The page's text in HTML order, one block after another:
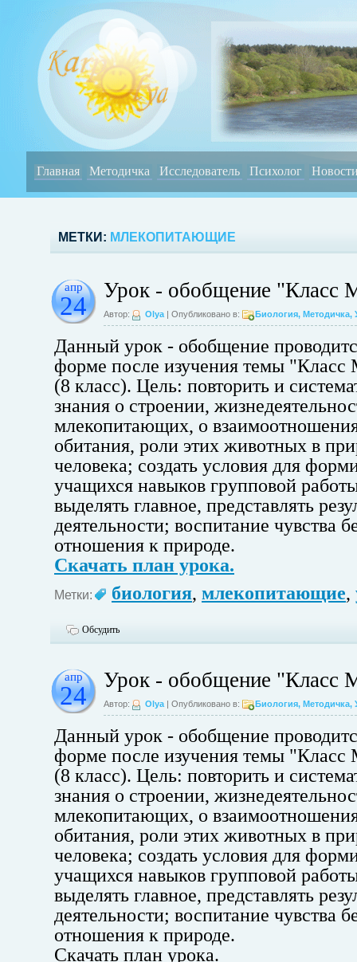
Главная Методичка Исследователь Психолог
МЕТКИ: МЛЕКОПИТАЮЩИЕ
апр
24
Урок - обобщение "Класс
Автор: Olya | Опубликовано в: Биология, Методичка,
Данный урок - обобщение
форме после изучения темы
(8 класс). Цель: повторить и
знания о строении,
млекопитающих, о
обитания, роли этих животных в
человека; создать условия для
учащихся навыков групповой
выделять главное, представлять
деятельности; воспитание чувства
отношения к природе.
Скачать план урока.
Метки: биология, млекопитающие,
Обсудить
апр
24
Урок - обобщение "Класс
Автор: Olya | Опубликовано в: Биология, Методичка,
Данный урок - обобщение
форме после изучения темы
(8 класс). Цель: повторить и
знания о строении,
млекопитающих, о
обитания, роли этих животных в
человека; создать условия для
учащихся навыков групповой
выделять главное, представлять
деятельности; воспитание чувства
отношения к природе.
Скачать план урока.